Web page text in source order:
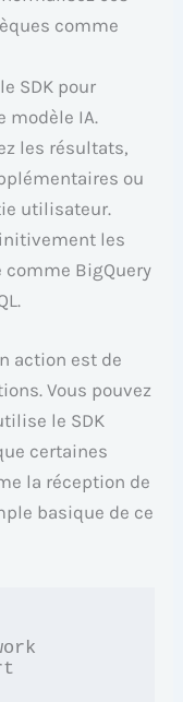
comme
SDK pour
modèle IA.
les résultats,
ou
utilisateur.
les
BigQuery
action est de
Vous pouvez
le SDK
certaines
la réception de
basique de ce